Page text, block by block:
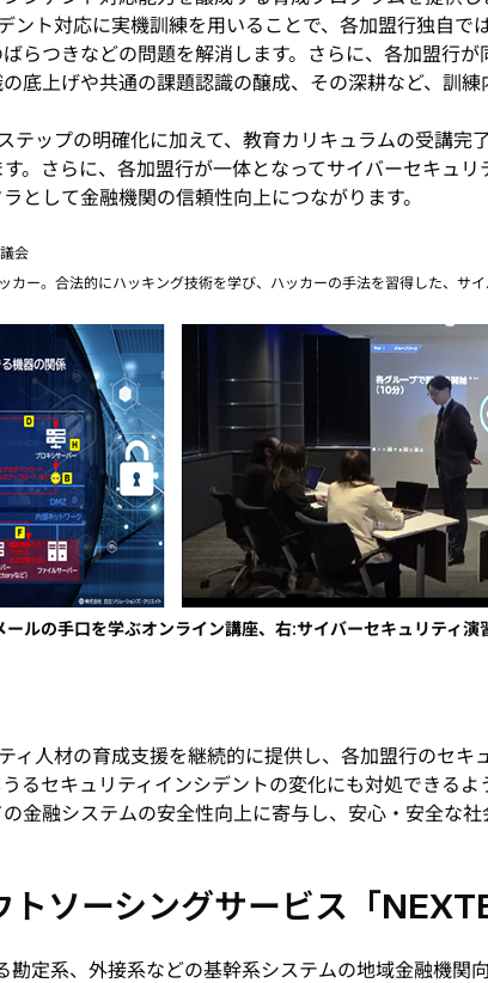
ント対応に実機訓練を用いることで、各加盟行独自で
らつきなどの問題を解消します。さらに、各加盟行
底上げや共通の課題認識の醸成、その深耕など、訓
テップの明確化に加えて、教育カリキュラムの受講完
。さらに、各加盟行が一体となってサイバーセキュ
として金融機関の信頼性向上につながります。
会
ー。合法的にハッキング技術を学び、ハッカーの手法を習得した、サイ
ールの手口を学ぶオンライン講座、右:サイバーセキュリティ
ィ人材の育成支援を継続的に提供し、各加盟行のセキ
るセキュリティインシデントの変化にも対処できる
金融システムの安全性向上に寄与し、安心・安全な
ソーシングサービス「
定系、外接系などの基幹系システムの地域金融機関